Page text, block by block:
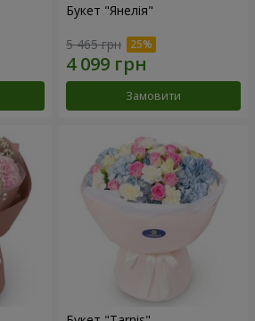
Букет "Янелія"
5 465 грн
Замовити